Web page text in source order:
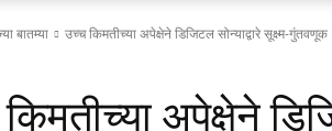
बातम्या उच्च किमतीच्या अपेक्षेने डिजिटल सोन्याद्वारे सूक्ष्म-गुंतवणूक
अपेक्षेने